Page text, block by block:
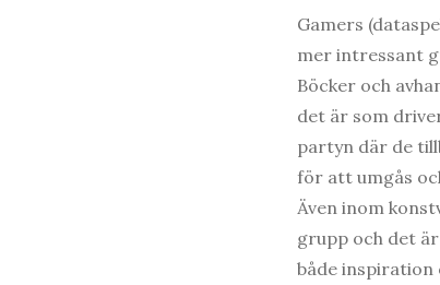
Gamers
mer intressant
Böcker och
det är som
partyn där de
för att umgås
Även inom
grupp och det
både inspiration